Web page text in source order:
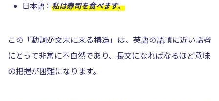
日本語： 私は寿司を食べます。
この「動詞が文末に来る構造」は、英語の語順に近い話者
にとって非常に不自然であり、長文になればなるほど意味
の把握が困難になります。